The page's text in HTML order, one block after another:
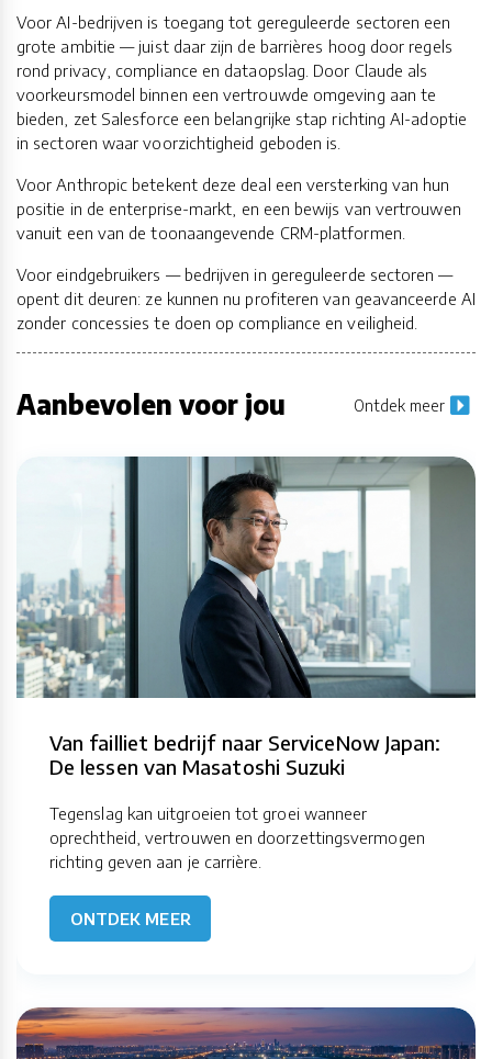
Voor AI-bedrijven is toegang tot gereguleerde sectoren een
grote ambitie — juist daar zijn de barrières hoog door regels
rond privacy, compliance en dataopslag. Door Claude als
voorkeursmodel binnen een vertrouwde omgeving aan te
bieden, zet Salesforce een belangrijke stap richting AI-adoptie
in sectoren waar voorzichtigheid geboden is.
Voor Anthropic betekent deze deal een versterking van hun
positie in de enterprise-markt, en een bewijs van vertrouwen
vanuit een van de toonaangevende CRM-platformen.
Voor eindgebruikers — bedrijven in gereguleerde sectoren —
opent dit deuren: ze kunnen nu profiteren van geavanceerde AI
zonder concessies te doen op compliance en veiligheid.
Aanbevolen voor jou Ontdek meer
Van failliet bedrijf naar ServiceNow Japan:
De lessen van Masatoshi Suzuki
Tegenslag kan uitgroeien tot groei wanneer
oprechtheid, vertrouwen en doorzettingsvermogen
richting geven aan je carrière.
ONTDEK MEER